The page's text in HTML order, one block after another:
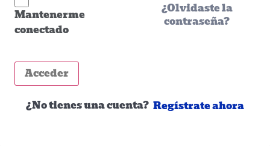
Mantenerme
conectado
¿Olvidaste la
contraseña?
Acceder
¿No tienes una cuenta? Regístrate ahora